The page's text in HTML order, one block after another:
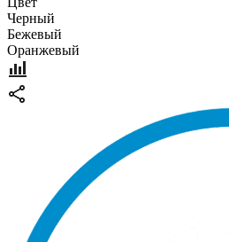
Черный
Бежевый
Оранжевый